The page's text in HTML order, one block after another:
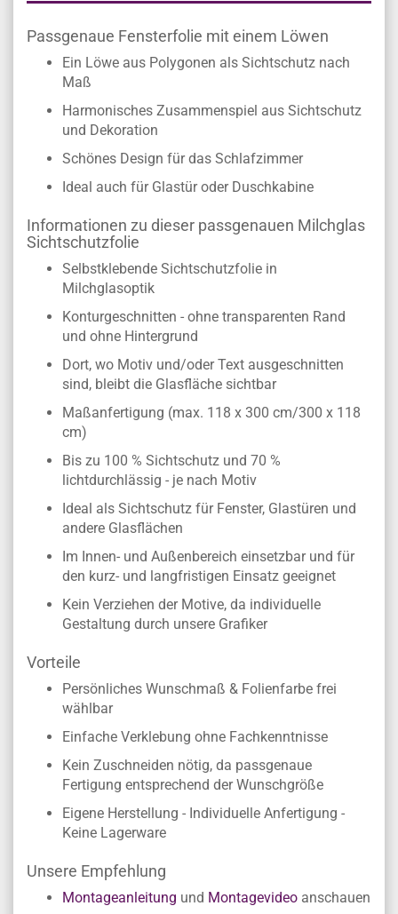
Passgenaue Fensterfolie mit einem Löwen
Ein Löwe aus Polygonen als Sichtschutz nach
Maß
Harmonisches Zusammenspiel aus Sichtschutz
und Dekoration
Schönes Design für das Schlafzimmer
Ideal auch für Glastür oder Duschkabine
Informationen zu dieser passgenauen Milchglas
Sichtschutzfolie
Selbstklebende Sichtschutzfolie in
Milchglasoptik
Konturgeschnitten - ohne transparenten Rand
und ohne Hintergrund
Dort, wo Motiv und/oder Text ausgeschnitten
sind, bleibt die Glasfläche sichtbar
Maßanfertigung (max. 118 x 300 cm/300 x 118
cm)
Bis zu 100 % Sichtschutz und 70 %
lichtdurchlässig - je nach Motiv
Ideal als Sichtschutz für Fenster, Glastüren und
andere Glasflächen
Im Innen- und Außenbereich einsetzbar und für
den kurz- und langfristigen Einsatz geeignet
Kein Verziehen der Motive, da individuelle
Gestaltung durch unsere Grafiker
Vorteile
Persönliches Wunschmaß & Folienfarbe frei
wählbar
Einfache Verklebung ohne Fachkenntnisse
Kein Zuschneiden nötig, da passgenaue
Fertigung entsprechend der Wunschgröße
Eigene Herstellung - Individuelle Anfertigung -
Keine Lagerware
Unsere Empfehlung
Montageanleitung und Montagevideo anschauen